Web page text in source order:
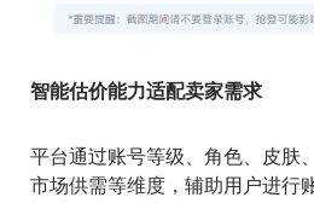
智能估价能力适配卖家需求
平台通过账号等级、角色、皮肤
市场供需等维度，辅助用户进行